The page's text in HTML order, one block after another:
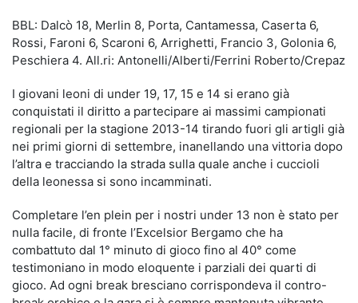
BBL: Dalcò 18, Merlin 8, Porta, Cantamessa, Caserta 6,
Rossi, Faroni 6, Scaroni 6, Arrighetti, Francio 3, Golonia 6,
Peschiera 4. All.ri: Antonelli/Alberti/Ferrini Roberto/Crepaz
I giovani leoni di under 19, 17, 15 e 14 si erano già
conquistati il diritto a partecipare ai massimi campionati
regionali per la stagione 2013-14 tirando fuori gli artigli già
nei primi giorni di settembre, inanellando una vittoria dopo
l’altra e tracciando la strada sulla quale anche i cuccioli
della leonessa si sono incamminati.
Completare l’en plein per i nostri under 13 non è stato per
nulla facile, di fronte l’Excelsior Bergamo che ha
combattuto dal 1° minuto di gioco fino al 40° come
testimoniano in modo eloquente i parziali dei quarti di
gioco. Ad ogni break bresciano corrispondeva il contro-